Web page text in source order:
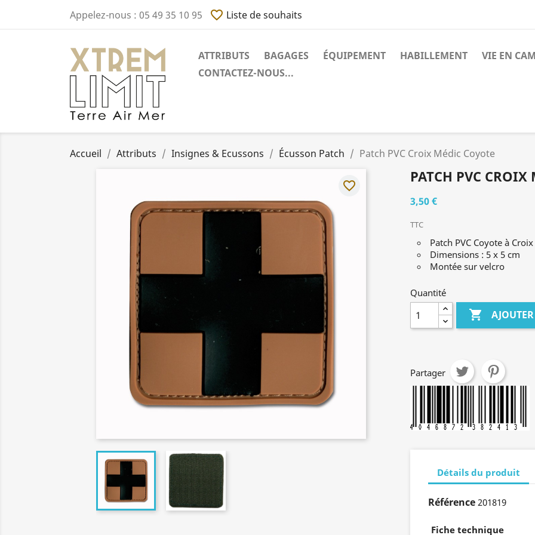
Appelez-nous : 05 49 35 10 95 favorite_border Liste de souhaits
ATTRIBUTS BAGAGES ÉQUIPEMENT HABILLEMENT VIE EN
CONTACTEZ-NOUS...
Accueil Attributs Insignes & Ecussons Écusson Patch Patch PVC Croix Médic Coyote
favorite_border
PATCH PVC CROIX
3,50 €
TTC
Patch PVC Coyote à
Dimensions : 5 x 5 cm
Montée sur velcro
Quantité

Partager
Détails du produit
Référence 201819
Fiche technique